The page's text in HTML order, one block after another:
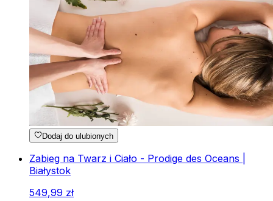
Dodaj do ulubionych
Zabieg na Twarz i Ciało - Prodige des Oceans |
Białystok
549,99 zł